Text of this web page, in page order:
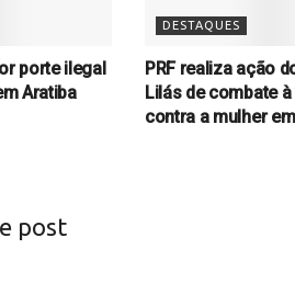
porte ilegal
Aratiba
DESTAQUES
PRF realiza ação
Lilás de combate
contra a mulher
post